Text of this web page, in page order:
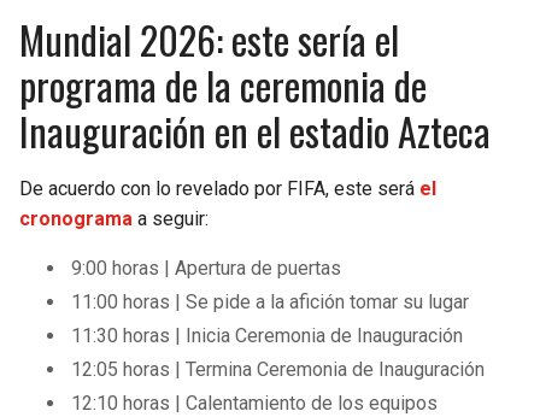
Mundial 2026: este sería el
programa de la ceremonia de
Inauguración en el estadio Azteca
De acuerdo con lo revelado por FIFA, este será el
cronograma a seguir:
9:00 horas | Apertura de puertas
11:00 horas | Se pide a la afición tomar su lugar
11:30 horas | Inicia Ceremonia de Inauguración
12:05 horas | Termina Ceremonia de Inauguración
12:10 horas | Calentamiento de los equipos